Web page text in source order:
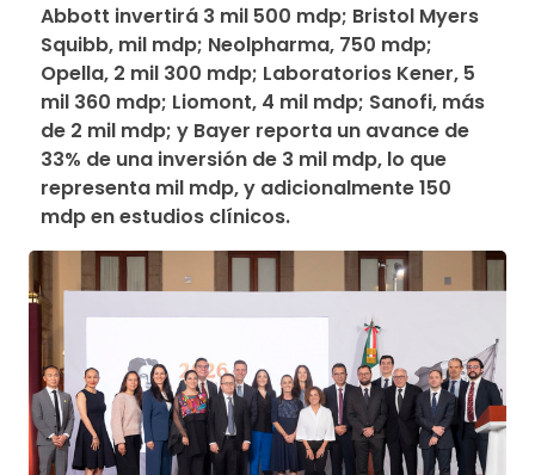
Abbott invertirá 3 mil 500 mdp; Bristol Myers
Squibb, mil mdp; Neolpharma, 750 mdp;
Opella, 2 mil 300 mdp; Laboratorios Kener, 5
mil 360 mdp; Liomont, 4 mil mdp; Sanofi, más
de 2 mil mdp; y Bayer reporta un avance de
33% de una inversión de 3 mil mdp, lo que
representa mil mdp, y adicionalmente 150
mdp en estudios clínicos.